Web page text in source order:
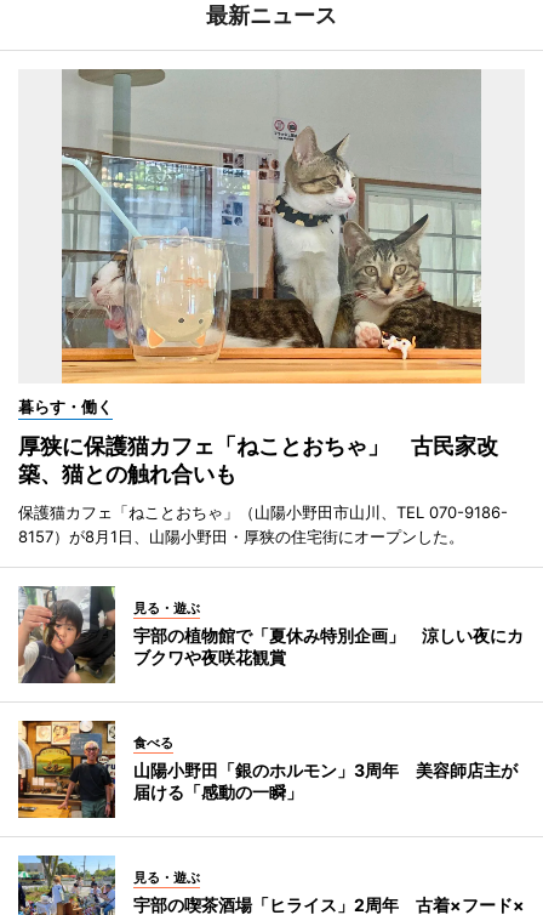
最新ニュース
暮らす・働く
厚狭に保護猫カフェ「ねことおちゃ」 古民家改
築、猫との触れ合いも
保護猫カフェ「ねことおちゃ」（山陽小野田市山川、TEL 070-9186-
8157）が8月1日、山陽小野田・厚狭の住宅街にオープンした。
見る・遊ぶ
宇部の植物館で「夏休み特別企画」 涼しい夜にカ
ブクワや夜咲花観賞
食べる
山陽小野田「銀のホルモン」3周年 美容師店主が
届ける「感動の一瞬」
見る・遊ぶ
宇部の喫茶酒場「ヒライス」2周年 古着×フード×